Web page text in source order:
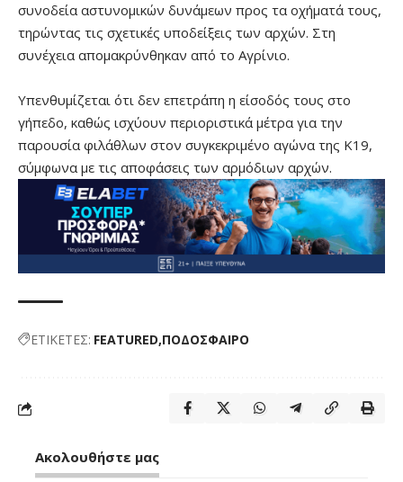
συνοδεία αστυνομικών δυνάμεων προς τα οχήματά τους,
τηρώντας τις σχετικές υποδείξεις των αρχών. Στη
συνέχεια απομακρύνθηκαν από το Αγρίνιο.
Υπενθυμίζεται ότι δεν επετράπη η είσοδός τους στο
γήπεδο, καθώς ισχύουν περιοριστικά μέτρα για την
παρουσία φιλάθλων στον συγκεκριμένο αγώνα της Κ19,
σύμφωνα με τις αποφάσεις των αρμόδιων αρχών.
ΕΤΙΚΕΤΕΣ: FEATURED ΠΟΔΟΣΦΑΙΡΟ
Ακολουθήστε μας